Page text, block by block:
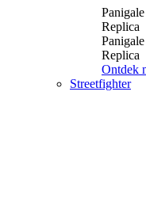
Replica
Replica
Ontdek
Streetfighter